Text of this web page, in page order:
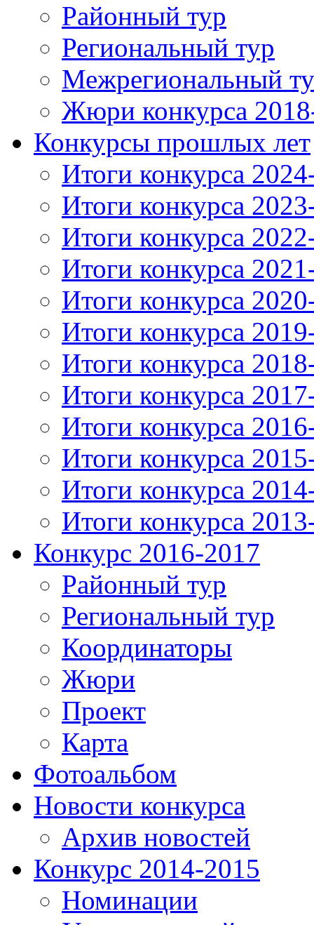
Районный тур
Региональный тур
Межрегиональный
Жюри конкурса
Конкурсы прошлых лет
Итоги конкурса
Итоги конкурса
Итоги конкурса
Итоги конкурса
Итоги конкурса
Итоги конкурса
Итоги конкурса
Итоги конкурса
Итоги конкурса
Итоги конкурса
Итоги конкурса
Итоги конкурса
Конкурс 2016-2017
Районный тур
Региональный тур
Координаторы
Жюри
Проект
Карта
Фотоальбом
Новости конкурса
Архив новостей
Конкурс 2014-2015
Номинации